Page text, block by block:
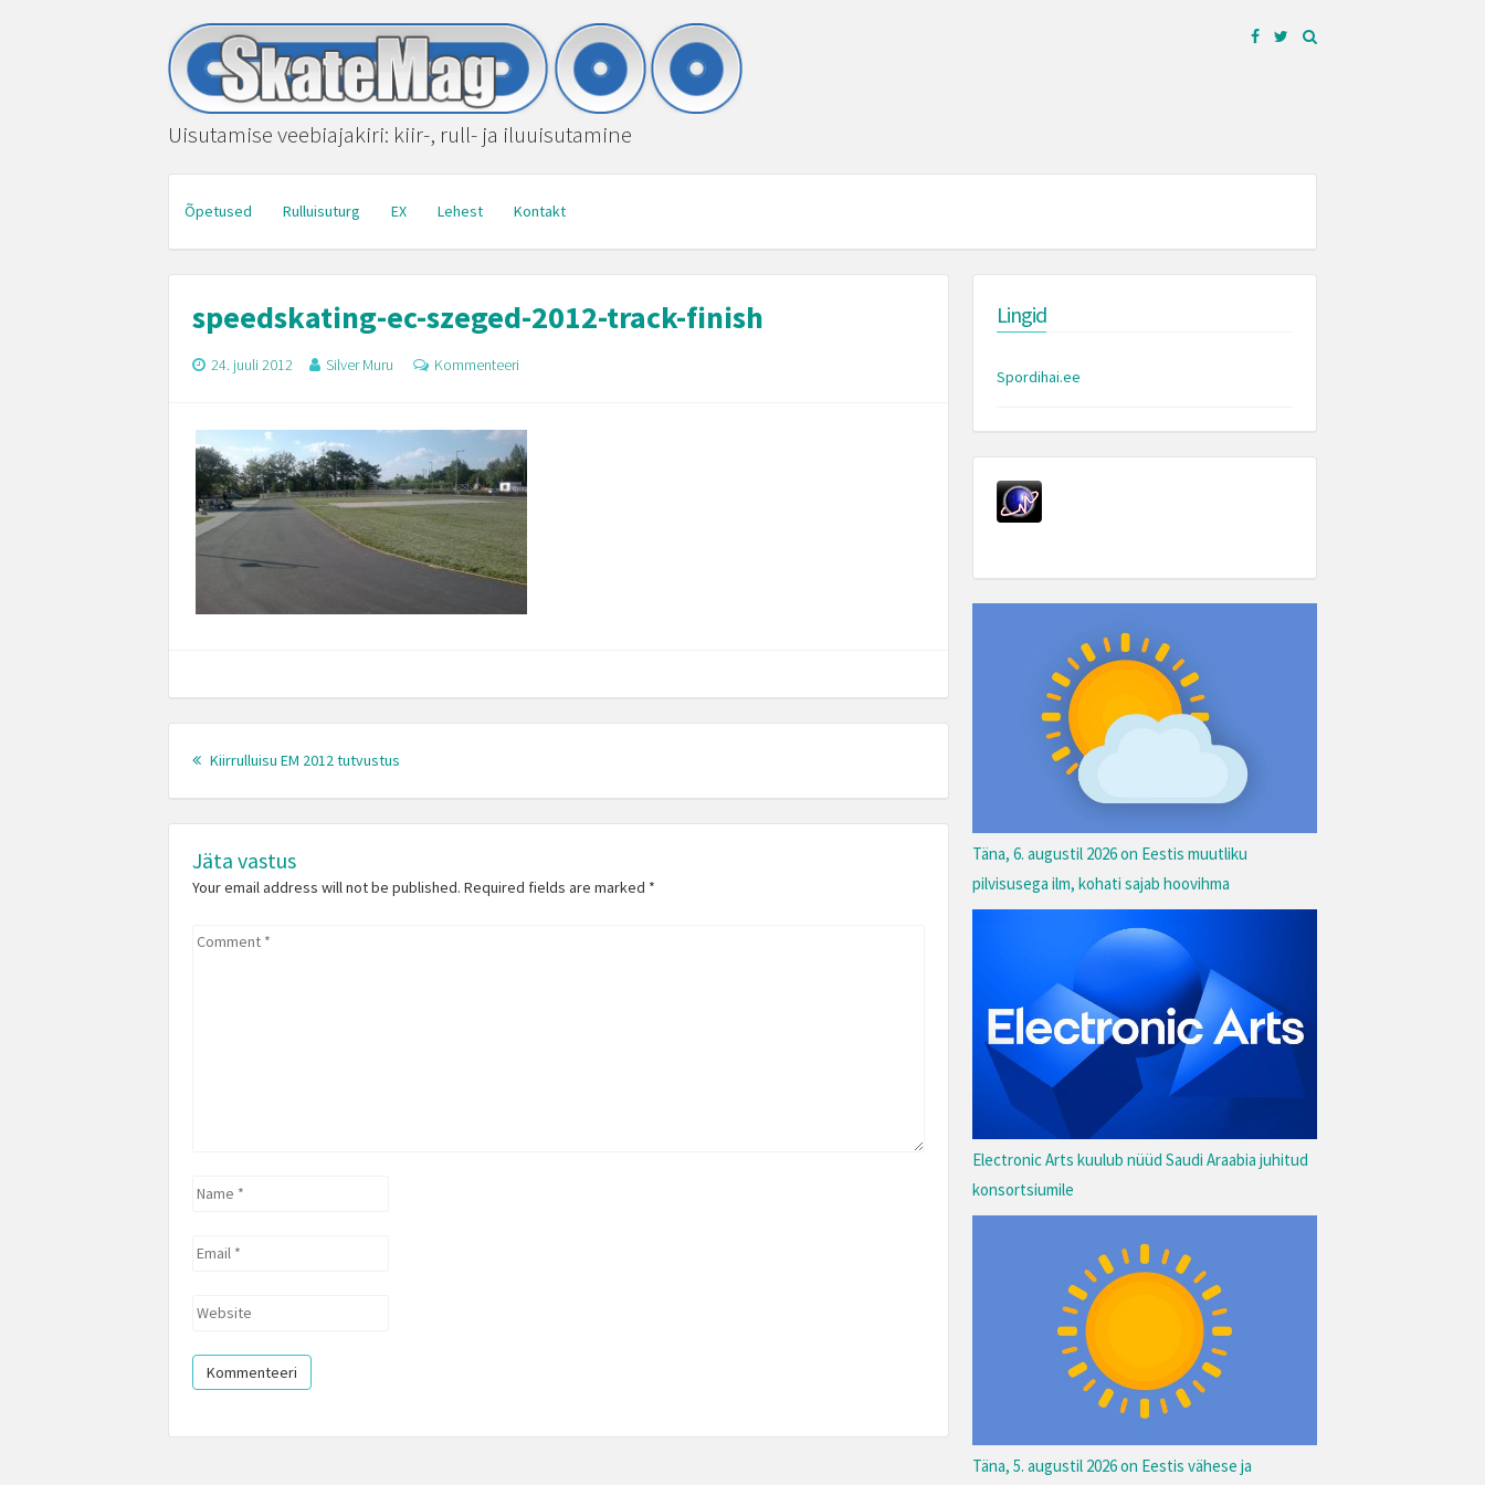
Uisutamise veebiajakiri: kiir-, rull- ja iluuisutamine
Facebook
Twitter
Õpetused Rulluisuturg EX Lehest Kontakt
speedskating-ec-szeged-2012-track-finish
24. juuli 2012 Silver Muru Kommenteeri
navigation
Kiirrulluisu EM 2012 tutvustus
Jäta vastus
Your email address will not be published. Required fields are marked *
Comment
Name
Email
Website
Lingid
Spordihai.ee
Täna, 6. augustil 2026 on Eestis muutliku
pilvisusega ilm, kohati sajab hoovihma
Electronic Arts kuulub nüüd Saudi Araabia juhitud
konsortsiumile
Täna, 5. augustil 2026 on Eestis vähese ja